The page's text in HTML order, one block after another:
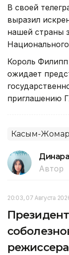
В своей
выразил
нашей страны
Король
ожидает
приглашению
Касым-
Автор
20:03, 07 Августа